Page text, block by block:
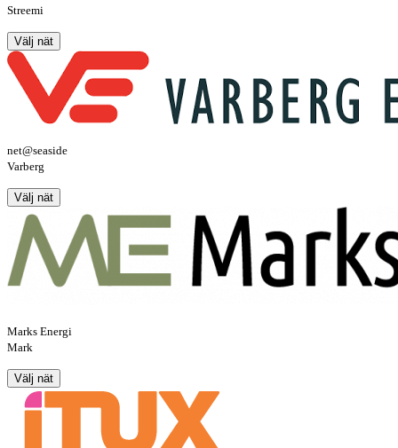
Streemi
Välj nät
net@seaside
Varberg
Välj nät
Marks Energi
Mark
Välj nät